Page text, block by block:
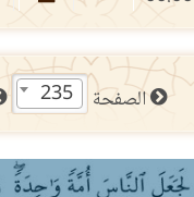
الصفحة 235